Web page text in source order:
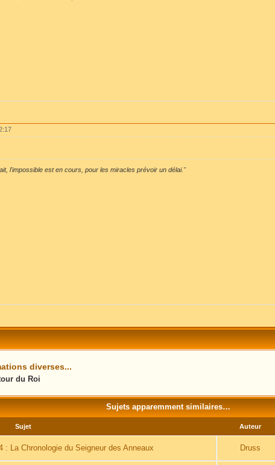
l'impossible est en cours, pour les miracles prévoir un délai."
diverses...
du Roi
Sujets apparemment similaires…
Sujet Auteur
: La Chronologie du Seigneur des Anneaux Druss